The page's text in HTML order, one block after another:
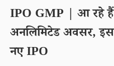
IPO GMP | आ रहे हैं
अनलिमिटेड अवसर,
नए IPO